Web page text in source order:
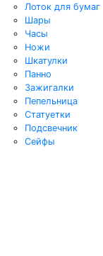
Лоток для бумаг
Шары
Часы
Ножи
Шкатулки
Панно
Зажигалки
Пепельница
Статуетки
Подсвечник
Сейфы